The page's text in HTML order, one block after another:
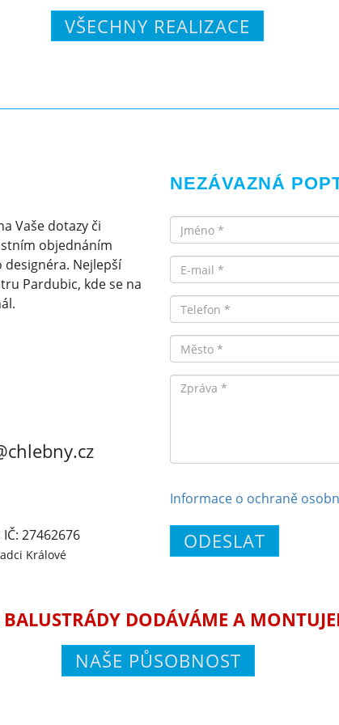
VŠECHNY REALIZACE
Vaše dotazy či
objednáním
designéra. Nejlepší
Pardubic, kde se na
27462676
Králové
NEZÁVAZNÁ
Jméno
Email
Telefon
Město
Zpráva
Informace o ochraně
ODESLAT
DODÁVÁME A
NAŠE PŮSOBNOST